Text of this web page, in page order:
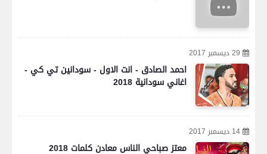
29 ديسمبر 2017
احمد الصادق - انت الاول - سودانين تي كي -
اغاني سودانية 2018
14 ديسمبر 2017
معتز صباحي الناس معادن كلمات 2018